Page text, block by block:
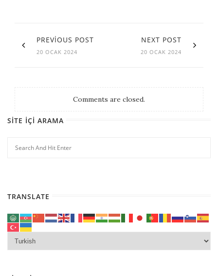
PREVIOUS POST
20 OCAK 2024
NEXT POST
20 OCAK 2024
Comments are closed.
SITE İÇI ARAMA
TRANSLATE